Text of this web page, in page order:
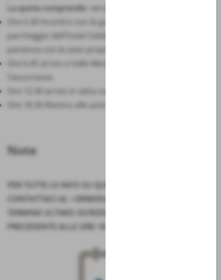
La quota comprende : servizio guida
Ore 6.30 Incontro con le guide di Majambiente presso il
parcheggio dell'hotel Celidonio a Passo San Leonardo e
partenza con le auto proprie per località Valle Messere.
Ore 6.45 arrivo a Valle Messere e partenza per
l'escursione.
Ore 12.30 arrivo in vetta sul Monte Amaro m. 2793.
Ore 18.30 Rientro alle auto e termine delle attività.
Note
PER TUTTE LE INFO SU QUESTA PROPOSTA DI VISITA
CONTATTACI AL +39085922343
TERMINE ULTIMO ISCRIZIONI: ENTRO IL GIORNO
PRECEDENTE ALLE ORE 18